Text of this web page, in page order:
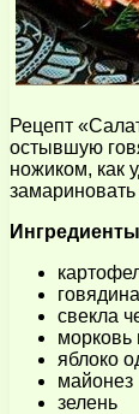
Рецепт
остывшую
ножиком, как
свекла
морковь
яблоко
майонез
зелень